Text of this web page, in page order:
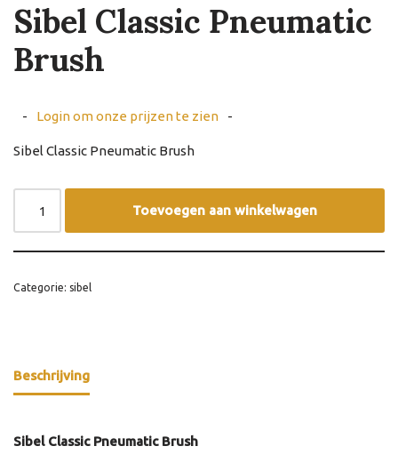
Sibel Classic Pneumatic
Brush
- Login om onze prijzen te zien -
Sibel Classic Pneumatic Brush
Toevoegen aan winkelwagen
Categorie: sibel
Beschrijving
Sibel Classic Pneumatic Brush